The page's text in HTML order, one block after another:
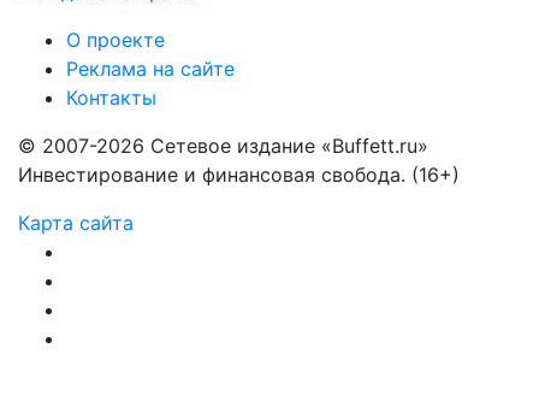
О проекте
Реклама на сайте
Контакты
© 2007-2026 Сетевое издание «Buffett.ru»
Инвестирование и финансовая свобода. (16+)
Карта сайта